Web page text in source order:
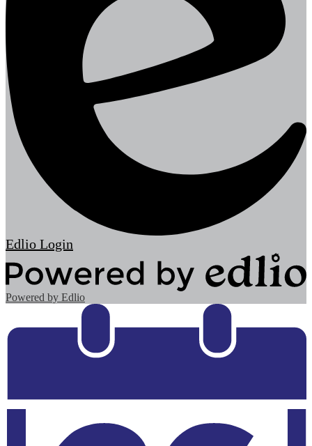
Edlio Login
Powered by Edlio